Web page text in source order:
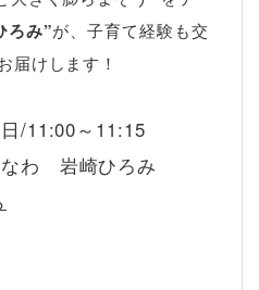
ろみ”が、子育て経験も交
届けします！
/11:00～11:15
なわ 岩崎ひろみ